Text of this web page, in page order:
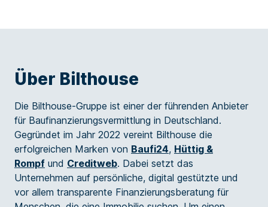
Über Bilthouse
Die Bilthouse-Gruppe ist einer der führenden Anbieter
für Baufinanzierungsvermittlung in Deutschland.
Gegründet im Jahr 2022 vereint Bilthouse die
erfolgreichen Marken von Baufi24, Hüttig &
Rompf und Creditweb. Dabei setzt das
Unternehmen auf persönliche, digital gestützte und
vor allem transparente Finanzierungsberatung für